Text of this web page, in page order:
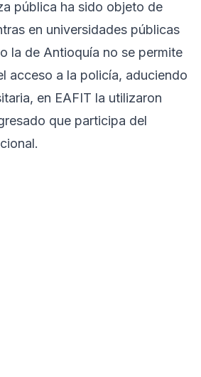
pública ha sido objeto de
en universidades públicas
la de Antioquía no se permite
acceso a la policía, aduciendo
en EAFIT la utilizaron
que participa del